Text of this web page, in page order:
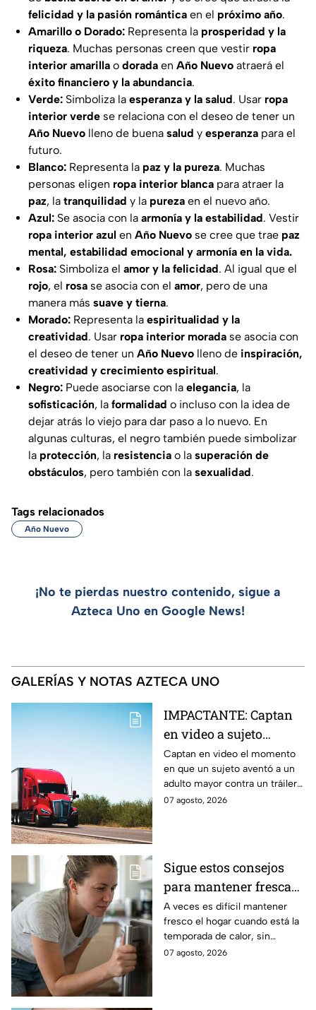
felicidad y la pasión romántica en el próximo año.
Amarillo o Dorado: Representa la prosperidad y la
riqueza. Muchas personas creen que vestir ropa
interior amarilla o dorada en Año Nuevo atraerá el
éxito financiero y la abundancia.
Verde: Simboliza la esperanza y la salud. Usar ropa
interior verde se relaciona con el deseo de tener un
Año Nuevo lleno de buena salud y esperanza para el
futuro.
Blanco: Representa la paz y la pureza. Muchas
personas eligen ropa interior blanca para atraer la
paz, la tranquilidad y la pureza en el nuevo año.
Azul: Se asocia con la armonía y la estabilidad. Vestir
ropa interior azul en Año Nuevo se cree que trae paz
mental, estabilidad emocional y armonía en la vida.
Rosa: Simboliza el amor y la felicidad. Al igual que el
rojo, el rosa se asocia con el amor, pero de una
manera más suave y tierna.
Morado: Representa la espiritualidad y la
creatividad. Usar ropa interior morada se asocia con
el deseo de tener un Año Nuevo lleno de inspiración,
creatividad y crecimiento espiritual.
Negro: Puede asociarse con la elegancia, la
sofisticación, la formalidad o incluso con la idea de
dejar atrás lo viejo para dar paso a lo nuevo. En
algunas culturas, el negro también puede simbolizar
la protección, la resistencia o la superación de
obstáculos, pero también con la sexualidad.
Tags relacionados
Año Nuevo
¡No te pierdas nuestro contenido, sigue a
Azteca Uno en Google News!
GALERÍAS Y NOTAS AZTECA UNO
IMPACTANTE: Captan
en video a sujeto
aventando a un adulto
mayor contra un tráiler
y resulta aplastado en
Monterrey
Captan en video el momento
en que un sujeto aventó a un
adulto mayor contra un tráiler y
este es arrollado.
07 agosto, 2026
Sigue estos consejos
para mantener fresca
tu casa en temporada
de calor
A veces es difícil mantener
fresco el hogar cuando está la
temporada de calor, sin
embargo estos consejos te
07 agosto, 2026